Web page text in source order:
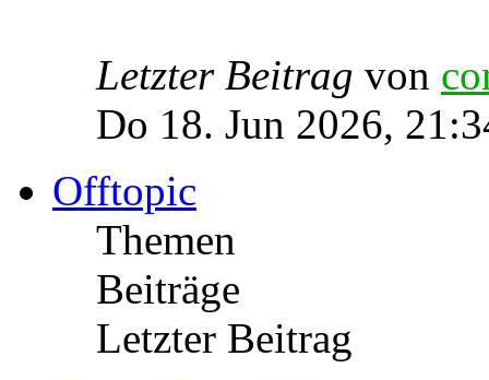
Letzter Beitrag von
Do 18. Jun 2026,
Offtopic
Themen
Beiträge
Letzter Beitrag